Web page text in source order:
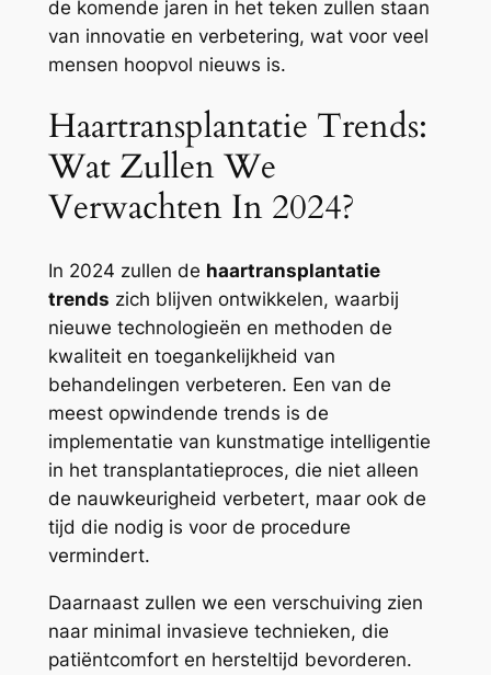
de komende jaren in het teken zullen staan
van innovatie en verbetering, wat voor veel
mensen hoopvol nieuws is.
Haartransplantatie Trends:
Wat Zullen We
Verwachten In 2024?
In 2024 zullen de haartransplantatie
trends zich blijven ontwikkelen, waarbij
nieuwe technologieën en methoden de
kwaliteit en toegankelijkheid van
behandelingen verbeteren. Een van de
meest opwindende trends is de
implementatie van kunstmatige intelligentie
in het transplantatieproces, die niet alleen
de nauwkeurigheid verbetert, maar ook de
tijd die nodig is voor de procedure
vermindert.
Daarnaast zullen we een verschuiving zien
naar minimal invasieve technieken, die
patiëntcomfort en hersteltijd bevorderen.